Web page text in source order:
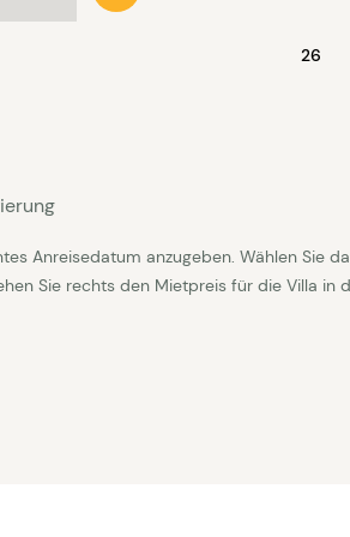
26
Anreisedatum anzugeben. Wählen Sie
Sie rechts den Mietpreis für die Villa in